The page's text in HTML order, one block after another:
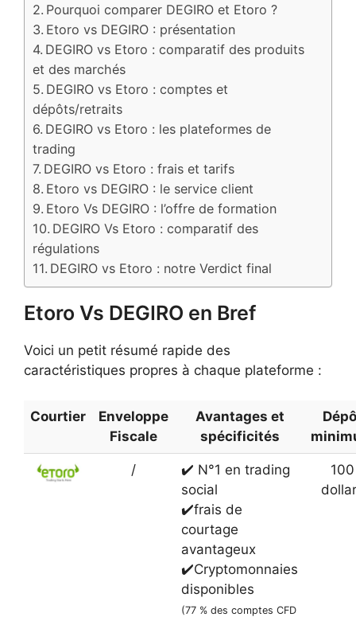
Pourquoi comparer DEGIRO et Etoro ?
Etoro vs DEGIRO : présentation
DEGIRO vs Etoro : comparatif des produits
et des marchés
DEGIRO vs Etoro : comptes et
dépôts/retraits
DEGIRO vs Etoro : les plateformes de
trading
DEGIRO vs Etoro : frais et tarifs
Etoro vs DEGIRO : le service client
Etoro Vs DEGIRO : l’offre de formation
DEGIRO Vs Etoro : comparatif des
régulations
DEGIRO vs Etoro : notre Verdict final
Etoro Vs DEGIRO en Bref
Voici un petit résumé rapide des
caractéristiques propres à chaque plateforme :
Courtier
Enveloppe
Fiscale
Avantages et
spécificités
/
✔️ N°1 en trading
social
✔️frais de
courtage
avantageux
✔️Cryptomonnaies
disponibles
(77 % des comptes CFD
100